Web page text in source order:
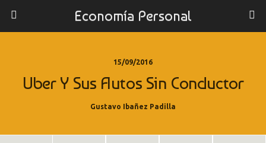
Economía Personal
15/09/2016
Uber Y Sus Autos Sin Conductor
Gustavo Ibañez Padilla